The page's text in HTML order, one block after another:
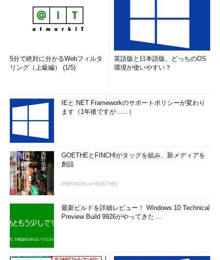
画面3
プレインストールのVisual Studioを利用するには、
「Visual Studio Ultimate with MSDNサブスクリプション」
では、Visual Studio Ultimate with MSDN以外のサブスクリプ
ション契約者はMicrosoft Azure仮想マシンでVisual Studioを使
Visual Studio PremiumやProfessionalを含むWindows Server
2012の仮想マシンイメージなら、以前から仮想マシンギャラリー
で利用可能です。あるいは、Windows 8.1またはWindows 7 SP1
のイメージで作成した仮想マシンに、MSDNサブスクリプション
から入手できるライセンスを持つVisual Studio製品をインストー
ルして利用するという方法もあります。
以下の「仮想マシンのライセンスFAQ」に記されている通り、
MSDNサブスクリプションには、MSDNに含まれるソフトウェア
く）をMicrosoft Azure仮想マシンにインストールして使用する
権利があります。
仮想マシンのライセンスFAQ
5分で絶対に分かるWebフィルタ
リング（上級編） (1/5)
英語版と日本語版、どっちのOS
環境が使いやすい？
IEと.NET Frameworkのサポートポリシーが変わり
ます（1年後ですが……）
GOETHEとFINCHIがタッグを組み、新メディアを
創設
PR(FINCHI on GOETHE)
最新ビルドを詳細レビュー！ Windows 10 Technical
Preview Build 9926がやってきた ...